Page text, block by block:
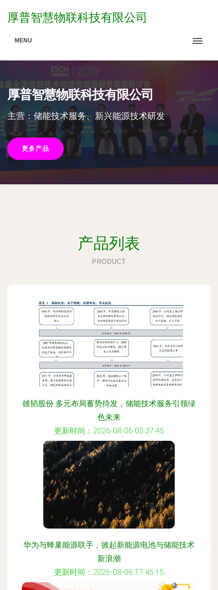
厚普智慧物联科技有限公司
MENU
厚普智慧物联科技有限公司
主营：储能技术服务、新兴能源技术研发
更多产品
产品列表
PRODUCT
雄韬股份 多元布局蓄势待发，储能技术服务引领绿
色未来
更新时间：2026-08-06 05:37:45
华为与蜂巢能源联手，掀起新能源电池与储能技术
新浪潮
更新时间：2026-08-06 17:45:15